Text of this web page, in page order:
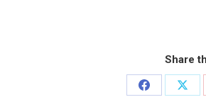
Share
Share